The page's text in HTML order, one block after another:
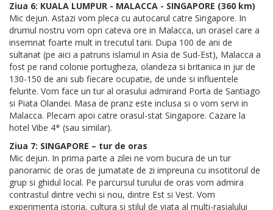
Ziua 6: KUALA LUMPUR - MALACCA - SINGAPORE (360 km)
Mic dejun. Astazi vom pleca cu autocarul catre Singapore. In
drumul nostru vom opri cateva ore in Malacca, un orasel care a
insemnat foarte mult in trecutul tarii. Dupa 100 de ani de
sultanat (pe aici a patruns islamul in Asia de Sud-Est), Malacca a
fost pe rand colonie portugheza, olandeza si britanica in jur de
130-150 de ani sub fiecare ocupatie, de unde si influentele
felurite. Vom face un tur al orasului admirand Porta de Santiago
si Piata Olandei. Masa de pranz este inclusa si o vom servi in
Malacca. Plecam apoi catre orasul-stat Singapore. Cazare la
hotel Vibe 4* (sau similar).
Ziua 7: SINGAPORE – tur de oras
Mic dejun. In prima parte a zilei ne vom bucura de un tur
panoramic de oras de jumatate de zi impreuna cu insotitorul de
grup si ghidul local. Pe parcursul turului de oras vom admira
contrastul dintre vechi si nou, dintre Est si Vest. Vom
experimenta istoria, cultura si stilul de viata al multi-rasialului